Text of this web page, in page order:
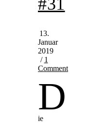
13.
Januar
2019
/ 1
Comment
D
ie